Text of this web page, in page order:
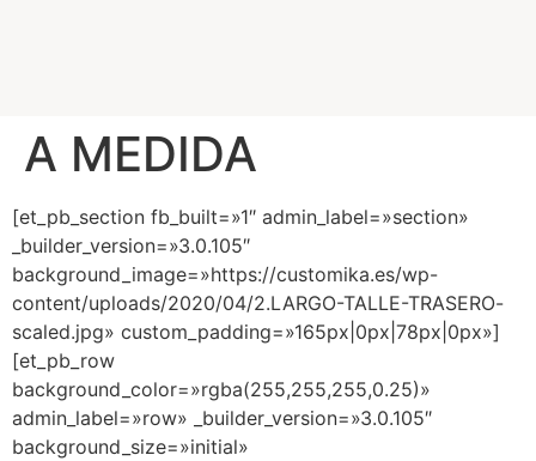
A MEDIDA
[et_pb_section fb_built=»1″ admin_label=»section»
_builder_version=»3.0.105″
background_image=»https://customika.es/wp-
content/uploads/2020/04/2.LARGO-TALLE-TRASERO-
scaled.jpg» custom_padding=»165px|0px|78px|0px»]
[et_pb_row
background_color=»rgba(255,255,255,0.25)»
admin_label=»row» _builder_version=»3.0.105″
background_size=»initial»